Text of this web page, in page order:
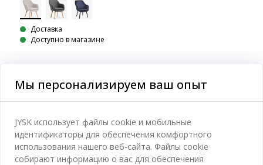
Доставка
Доступно в магазине
Спальня
Ванная
Отдел обслуживания клиентов
Мы персонализируем ваш опыт
JYSK использует файлы cookie и мобильные
идентификаторы для обеспечения комфортного
использования нашего веб-сайта. Файлы cookie
собирают информацию о вас для обеспечения